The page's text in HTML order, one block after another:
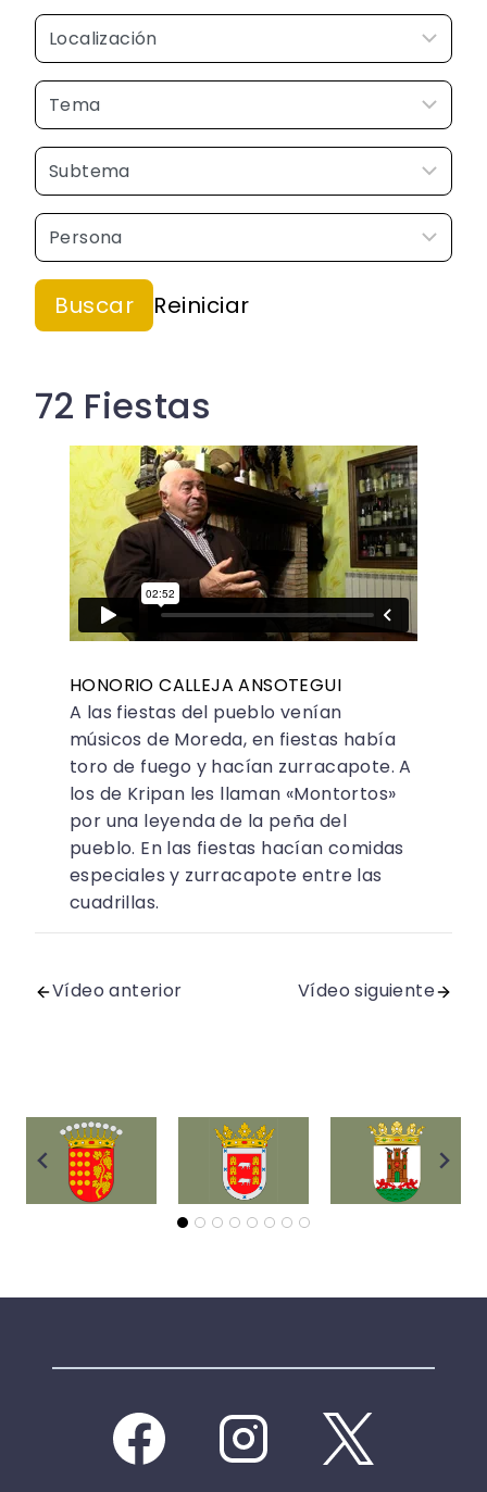
72 Fiestas
HONORIO CALLEJA ANSOTEGUI
A las fiestas del pueblo venían
músicos de Moreda, en fiestas había
toro de fuego y hacían zurracapote. A
los de Kripan les llaman «Montortos»
por una leyenda de la peña del
pueblo. En las fiestas hacían comidas
especiales y zurracapote entre las
cuadrillas.
Vídeo anterior Vídeo siguiente